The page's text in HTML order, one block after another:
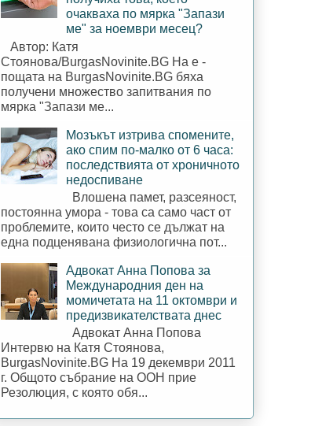
очакваха по мярка "Запази
ме" за ноември месец?
Автор: Катя
Стоянова/BurgasNovinite.BG На е -
пощата на BurgasNovinite.BG бяха
получени множество запитвания по
мярка "Запази ме...
Мозъкът изтрива спомените,
ако спим по-малко от 6 часа:
последствията от хроничното
недоспиване
Влошена памет, разсеяност,
постоянна умора - това са само част от
проблемите, които често се дължат на
една подценявана физиологична пот...
Адвокат Анна Попова за
Международния ден на
момичетата на 11 октомври и
предизвикателствата днес
Адвокат Анна Попова
Интервю на Катя Стоянова,
BurgasNovinite.BG На 19 декември 2011
г. Общото събрание на ООН прие
Резолюция, с която обя...